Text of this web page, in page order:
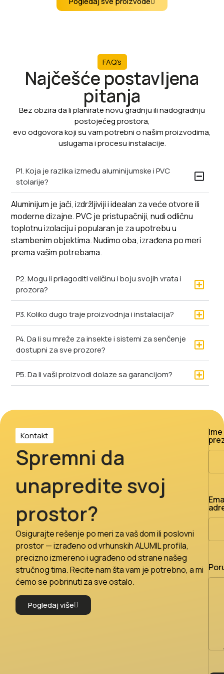
FAQ's
Najčešće postavljena
pitanja
Bez obzira da li planirate novu gradnju ili nadogradnju
postojećeg prostora,
evo odgovora koji su vam potrebni o našim proizvodima,
uslugama i procesu instalacije.
P1. Koja je razlika između aluminijumske i PVC
stolarije?
Aluminijum je jači, izdržljiviji i idealan za veće otvore ili
moderne dizajne. PVC je pristupačniji, nudi odličnu
toplotnu izolaciju i popularan je za upotrebu u
stambenim objektima. Nudimo oba, izrađena po meri
prema vašim potrebama.
P2. Mogu li prilagoditi veličinu i boju svojih vrata i
prozora?
P3. Koliko dugo traje proizvodnja i instalacija?
P4. Da li su mreže za insekte i sistemi za senčenje
dostupni za sve prozore?
P5. Da li vaši proizvodi dolaze sa garancijom?
Kontakt
Spremni da
unapredite svoj
prostor?
Osigurajte rešenje po meri za vaš dom ili poslovni
prostor — izrađeno od vrhunskih ALUMIL profila,
precizno izmereno i ugrađeno od strane našeg
stručnog tima. Recite nam šta vam je potrebno, a mi
ćemo se pobrinuti za sve ostalo.
Pogledaj više
Ime